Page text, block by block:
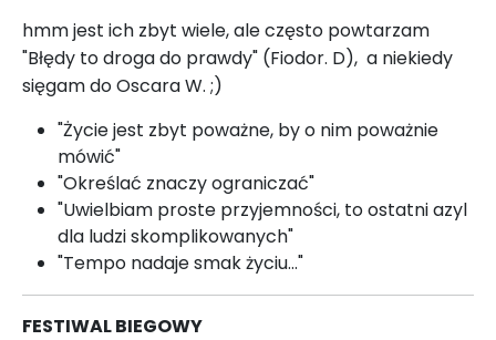
hmm jest ich zbyt wiele, ale często powtarzam
"Błędy to droga do prawdy" (Fiodor. D), a niekiedy
sięgam do Oscara W. ;)
"Życie jest zbyt po­ważne, by o nim po­ważnie
mówić"
"Ok­reślać znaczy ograniczać"
"Uwiel­biam pros­te przy­jem­ności, to os­tatni azyl
dla ludzi skomplikowanych"
"Tem­po na­daje smak życiu..."
FESTIWAL BIEGOWY